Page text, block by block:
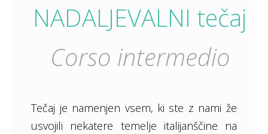
NADALJEVALNI tečaj
Corso intermedio
Tečaj je namenjen vsem, ki ste z nami že
usvojili nekatere temelje italijanščine na